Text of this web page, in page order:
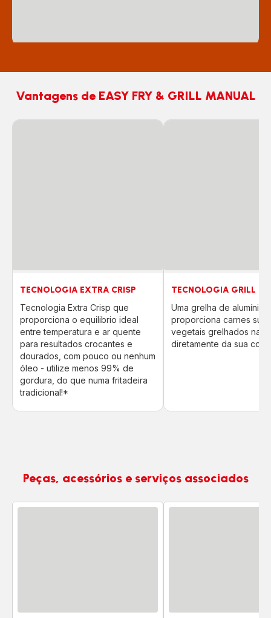
Vantagens de EASY FRY & GRILL MANUAL
TECNOLOGIA EXTRA CRISP
Tecnologia Extra Crisp que
proporciona o equilibrio ideal
entre temperatura e ar quente
para resultados crocantes e
dourados, com pouco ou nenhum
óleo - utilize menos 99% de
gordura, do que numa fritadeira
tradicional!*
TECNOLOGIA GRILL
Uma grelha de alumínio
proporciona carnes
vegetais grelhados na
diretamente da sua
Peças, acessórios e serviços associados